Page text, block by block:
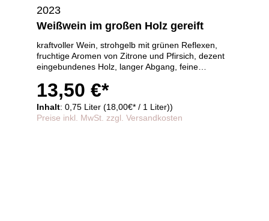
2023
Weißwein im großen Holz gereift
kraftvoller Wein, strohgelb mit grünen Reflexen,
fruchtige Aromen von Zitrone und Pfirsich, dezent
eingebundenes Holz, langer Abgang, feine
13,50 €*
Inhalt: 0,75 Liter (18,00€* / 1 Liter))
Preise inkl. MwSt. zzgl. Versandkosten